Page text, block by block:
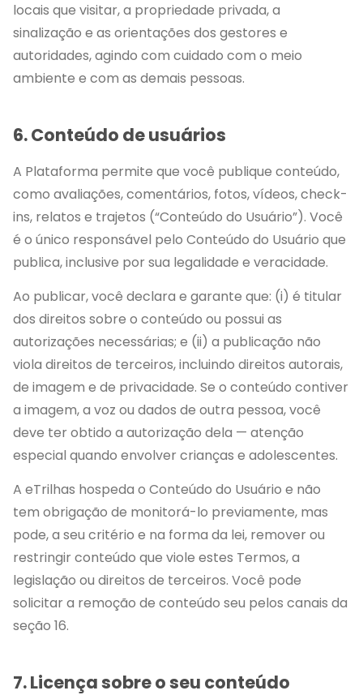
locais que visitar, a propriedade privada, a
sinalização e as orientações dos gestores e
autoridades, agindo com cuidado com o meio
ambiente e com as demais pessoas.
6. Conteúdo de usuários
A Plataforma permite que você publique conteúdo,
como avaliações, comentários, fotos, vídeos, check-
ins, relatos e trajetos (“Conteúdo do Usuário”). Você
é o único responsável pelo Conteúdo do Usuário que
publica, inclusive por sua legalidade e veracidade.
Ao publicar, você declara e garante que: (i) é titular
dos direitos sobre o conteúdo ou possui as
autorizações necessárias; e (ii) a publicação não
viola direitos de terceiros, incluindo direitos autorais,
de imagem e de privacidade. Se o conteúdo contiver
a imagem, a voz ou dados de outra pessoa, você
deve ter obtido a autorização dela — atenção
especial quando envolver crianças e adolescentes.
A eTrilhas hospeda o Conteúdo do Usuário e não
tem obrigação de monitorá-lo previamente, mas
pode, a seu critério e na forma da lei, remover ou
restringir conteúdo que viole estes Termos, a
legislação ou direitos de terceiros. Você pode
solicitar a remoção de conteúdo seu pelos canais da
seção 16.
7. Licença sobre o seu conteúdo